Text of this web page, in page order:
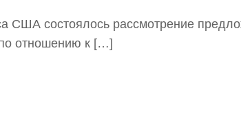
США состоялось рассмотрение
отношению к […]